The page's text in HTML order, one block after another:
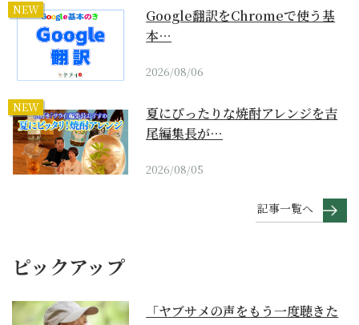
NEW
Google翻訳をChromeで使う基
本…
2026/08/06
NEW
夏にぴったりな焼酎アレンジを吉
尾編集長が…
2026/08/05
記事一覧へ
ピックアップ
「ヤブサメの声をもう一度聴きた